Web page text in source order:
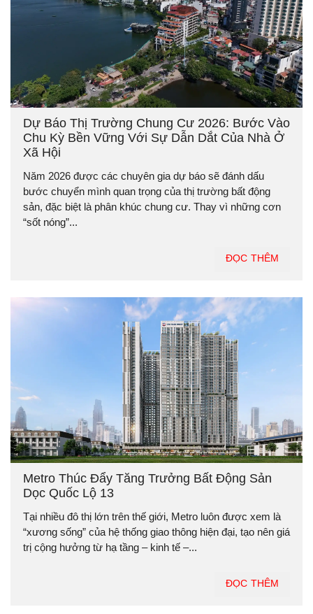
Dự Báo Thị Trường Chung Cư 2026: Bước Vào
Chu Kỳ Bền Vững Với Sự Dẫn Dắt Của Nhà Ở
Xã Hội
Năm 2026 được các chuyên gia dự báo sẽ đánh dấu
bước chuyển mình quan trọng của thị trường bất động
sản, đặc biệt là phân khúc chung cư. Thay vì những cơn
“sốt nóng”...
ĐỌC THÊM
Metro Thúc Đẩy Tăng Trưởng Bất Động Sản
Dọc Quốc Lộ 13
Tại nhiều đô thị lớn trên thế giới, Metro luôn được xem là
“xương sống” của hệ thống giao thông hiện đại, tạo nên giá
trị cộng hưởng từ hạ tầng – kinh tế –...
ĐỌC THÊM